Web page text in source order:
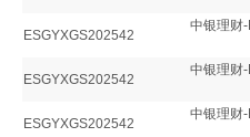
ESGYXGS202542
中银理财
ESGYXGS202542
中银理财
ESGYXGS202542
中银理财